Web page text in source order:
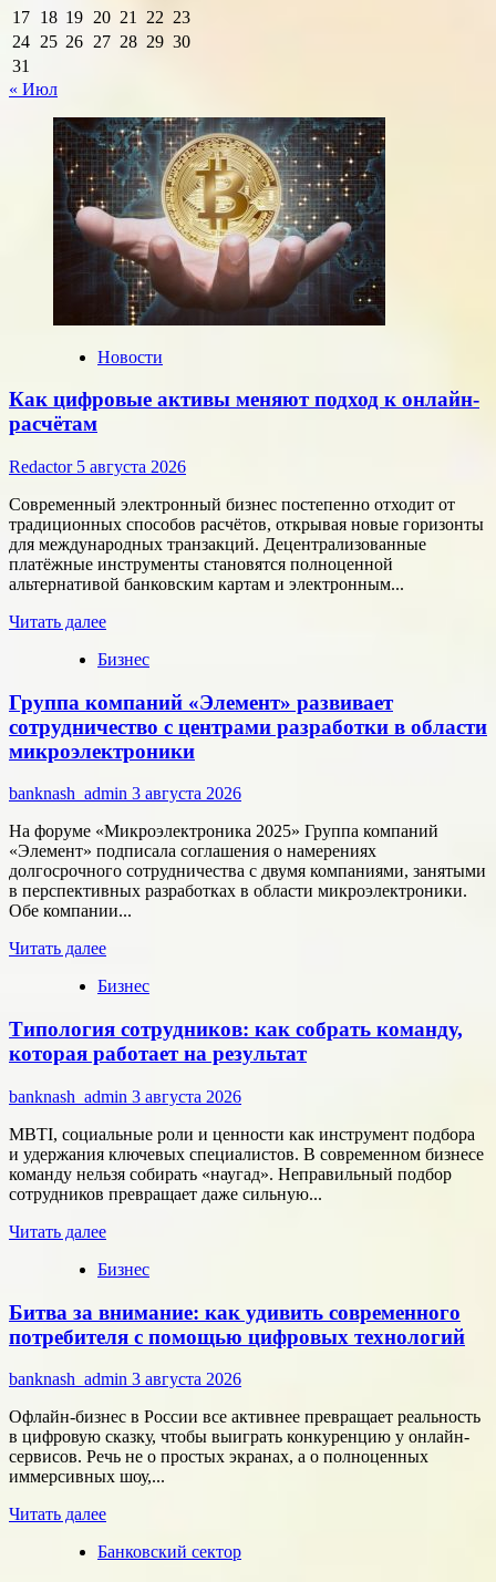
17 18 19 20 21 22 23
24 25 26 27 28 29 30
31
« Июл
Новости
Как цифровые активы меняют подход к онлайн-
расчётам
Redactor 5 августа 2026
Современный электронный бизнес постепенно отходит от
традиционных способов расчётов, открывая новые горизонты
для международных транзакций. Децентрализованные
платёжные инструменты становятся полноценной
альтернативой банковским картам и электронным...
Читать далееПрочитать
о
цифровые
активы
меняют
подход
онлайн-
Бизнес
Группа компаний «Элемент» развивает
сотрудничество с центрами разработки в области
микроэлектроники
banknash_admin 3 августа 2026
На форуме «Микроэлектроника 2025» Группа компаний
«Элемент» подписала соглашения о намерениях
долгосрочного сотрудничества с двумя компаниями, занятыми
в перспективных разработках в области микроэлектроники.
Обе компании...
Читать далееПрочитать
о
компаний
«Элемент»
развивает
сотрудничество
с
центрами
разработки
в
области
микроэлектроники
Бизнес
Типология сотрудников: как собрать команду,
которая работает на результат
banknash_admin 3 августа 2026
MBTI, социальные роли и ценности как инструмент подбора
и удержания ключевых специалистов. В современном бизнесе
команду нельзя собирать «наугад». Неправильный подбор
сотрудников превращает даже сильную...
Читать далееПрочитать
о
сотрудников:
как
собрать
команду,
которая
работает
на
результат
Бизнес
Битва за внимание: как удивить современного
потребителя с помощью цифровых технологий
banknash_admin 3 августа 2026
Офлайн-бизнес в России все активнее превращает реальность
в цифровую сказку, чтобы выиграть конкуренцию у онлайн-
сервисов. Речь не о простых экранах, а о полноценных
иммерсивных шоу,...
Читать далееПрочитать
о
Банковский сектор